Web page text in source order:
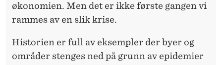
økonomien. Men det er ikke første gangen vi
rammes av en slik krise.
Historien er full av eksempler der byer og
områder stenges ned på grunn av epidemier